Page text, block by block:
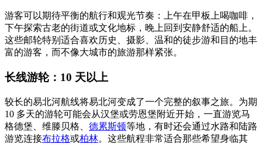
游客可以期待平衡的航行和观光节奏：上午在甲板上喝咖啡，
下午探索古老的街道或文化地标，晚上回到安静舒适的船上。
这些邮轮特别适合喜欢历史、摄影、温和的徒步游和目的地丰
富的游客，而不像大城市的旅游那样紧张。
长线游轮：10 天以上
较长的易北河航线将易北河变成了一个完整的叙事之旅。为期
10 多天的游轮可能会从汉堡或劳恩堡附近开始，一直游览马
格德堡、维滕贝格、 德累斯顿等地，有时还会通过水路和陆路
游览连接布拉格或柏林。这些航程非常适合那些希望身临其